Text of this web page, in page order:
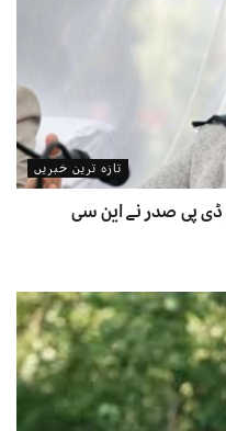
تازہ ترین خبریں
پی صدر نے این سی